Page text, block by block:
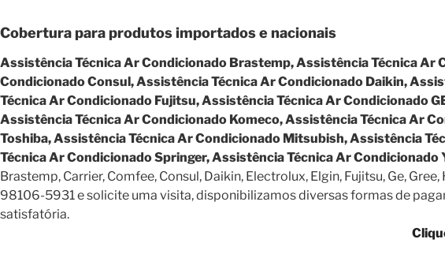
Cobertura para produtos importados e nacionais
Assistência Técnica Ar Condicionado Brastemp, Assistência Técnica
Condicionado Consul, Assistência Técnica Ar Condicionado Daikin,
Técnica Ar Condicionado Fujitsu, Assistência Técnica Ar Condicionado
Assistência Técnica Ar Condicionado Komeco, Assistência Técnica Ar
Toshiba, Assistência Técnica Ar Condicionado Mitsubish, Assistência
Técnica Ar Condicionado Springer, Assistência Técnica Ar Condicionado
Brastemp, Carrier, Comfee, Consul, Daikin, Electrolux, Elgin, Fujitsu, Ge,
98106-5931 e solicite uma visita, disponibilizamos diversas formas de
satisfatória.